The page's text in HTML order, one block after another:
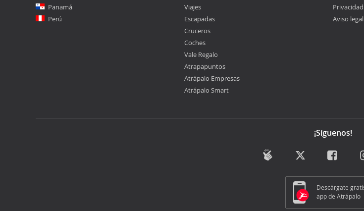
Panamá
Perú
Viajes
Escapadas
Cruceros
Coches
Vale Regalo
Atrapapuntos
Atrápalo Empresas
Atrápalo Smart
Aviso legal
¡Síguenos!
Descárgate
app de Atrápalo